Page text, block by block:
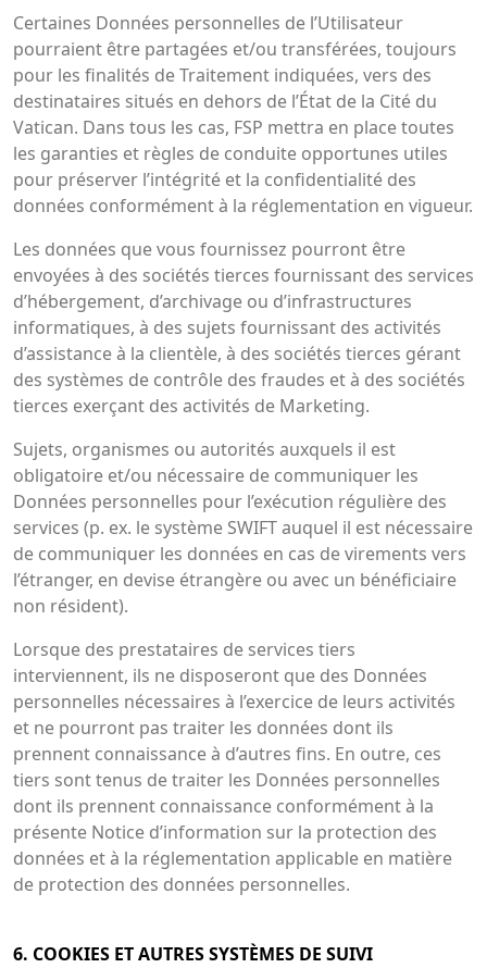
Certaines Données personnelles de l’Utilisateur
pourraient être partagées et/ou transférées, toujours
pour les finalités de Traitement indiquées, vers des
destinataires situés en dehors de l’État de la Cité du
Vatican. Dans tous les cas, FSP mettra en place toutes
les garanties et règles de conduite opportunes utiles
pour préserver l’intégrité et la confidentialité des
données conformément à la réglementation en vigueur.
Les données que vous fournissez pourront être
envoyées à des sociétés tierces fournissant des services
d’hébergement, d’archivage ou d’infrastructures
informatiques, à des sujets fournissant des activités
d’assistance à la clientèle, à des sociétés tierces gérant
des systèmes de contrôle des fraudes et à des sociétés
tierces exerçant des activités de Marketing.
Sujets, organismes ou autorités auxquels il est
obligatoire et/ou nécessaire de communiquer les
Données personnelles pour l’exécution régulière des
services (p. ex. le système SWIFT auquel il est nécessaire
de communiquer les données en cas de virements vers
l’étranger, en devise étrangère ou avec un bénéficiaire
non résident).
Lorsque des prestataires de services tiers
interviennent, ils ne disposeront que des Données
personnelles nécessaires à l’exercice de leurs activités
et ne pourront pas traiter les données dont ils
prennent connaissance à d’autres fins. En outre, ces
tiers sont tenus de traiter les Données personnelles
dont ils prennent connaissance conformément à la
présente Notice d’information sur la protection des
données et à la réglementation applicable en matière
de protection des données personnelles.
6. COOKIES ET AUTRES SYSTÈMES DE SUIVI